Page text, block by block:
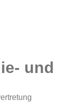
und